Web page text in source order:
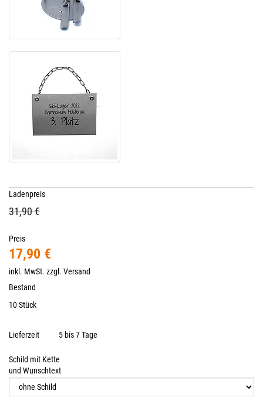
Ladenpreis
31,90 €
Preis
17,90 €
inkl. MwSt. zzgl. Versand
Bestand
10 Stück
Lieferzeit 5 bis 7 Tage
Schild mit Kette
und Wunschtext